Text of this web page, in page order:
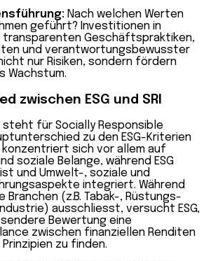
Nach welchen Werten
geführt? Investitionen in
transparenten Geschäftspraktiken,
und verantwortungsbewusster
nur Risiken, sondern fördern
Wachstum.
zwischen ESG und SRI
steht für Socially Responsible
zu den ESG-Kriterien
konzentriert sich vor allem auf
soziale Belange, während ESG
und Umwelt-, soziale und
integriert. Während
Branchen (z.B. Tabak-, Rüstungs-
ausschliesst, versucht ESG,
Bewertung eine
zwischen finanziellen Renditen
zu finden.